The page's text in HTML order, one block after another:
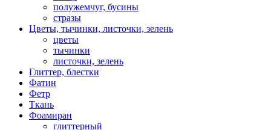
полужемчуг, бусины
стразы
Цветы, тычинки, листочки, зелень
цветы
тычинки
листочки, зелень
Глиттер, блестки
Фатин
Фетр
Ткань
Фоамиран
глиттерный